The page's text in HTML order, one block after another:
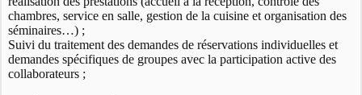
chambres, service en salle, gestion de la cuisine et organisation des
séminaires…) ;
Suivi du traitement des demandes de réservations individuelles et
demandes spécifiques de groupes avec la participation active des
collaborateurs ;